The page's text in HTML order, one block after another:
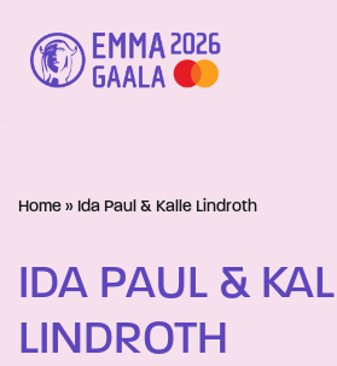
Siirry
suoraan
Home » Ida Paul & Kalle Lindroth
IDA PAUL &
LINDROTH